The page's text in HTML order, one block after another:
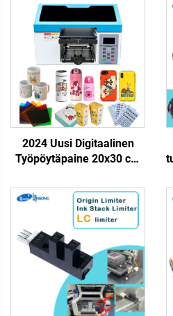
2024 Uusi Digitaalinen
Työpöytäpaine 20x30 cm
Yksipää Tx800, Tulostaa
Puhelinkuoriin, Tarra,
Akryyliin, Lasiin